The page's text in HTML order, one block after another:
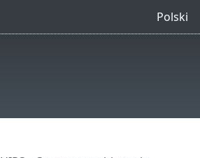
Polski